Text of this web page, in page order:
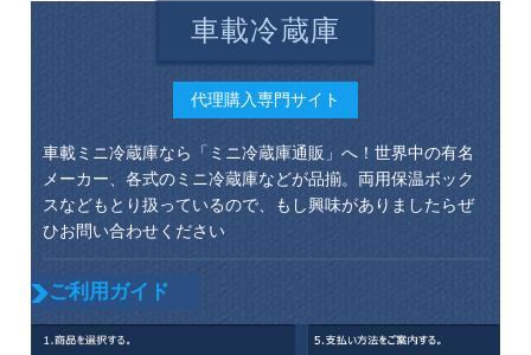
車載冷蔵庫
代理購入専門サイト
車載ミニ冷蔵庫なら「ミニ冷蔵庫通販」へ！世界中の有名
メーカー、各式のミニ冷蔵庫などが品揃。両用保温ボック
スなどもとり扱っているので、もし興味がありましたらぜ
ひお問い合わせください
ご利用ガイド